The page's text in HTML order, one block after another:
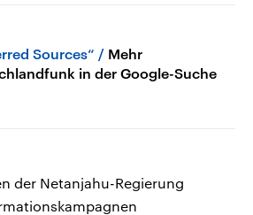
Sources“
Mehr
in der Google-Suche
der Netanjahu-Regierung